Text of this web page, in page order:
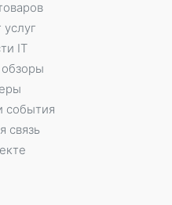
услуг
IT
события
связь